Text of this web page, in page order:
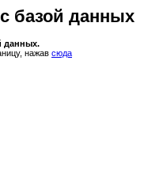
базой данных
данных.
нажав сюда